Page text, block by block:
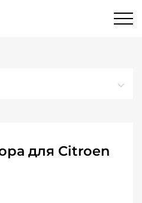
для Citroen